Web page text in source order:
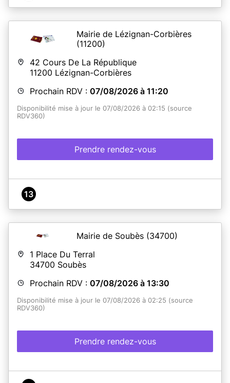
Mairie de Lézignan-Corbières
(11200)
42 Cours De La République
11200 Lézignan-Corbières
Prochain RDV : 07/08/2026 à 11:20
Disponibilité mise à jour le 07/08/2026 à 02:15 (source
RDV360)
Prendre rendez-vous
13
Mairie de Soubès (34700)
1 Place Du Terral
34700 Soubès
Prochain RDV : 07/08/2026 à 13:30
Disponibilité mise à jour le 07/08/2026 à 02:25 (source
RDV360)
Prendre rendez-vous